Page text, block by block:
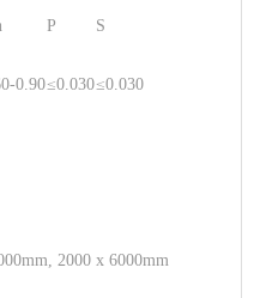
P S
0.90≤0.030≤0.030
2000 x 6000mm